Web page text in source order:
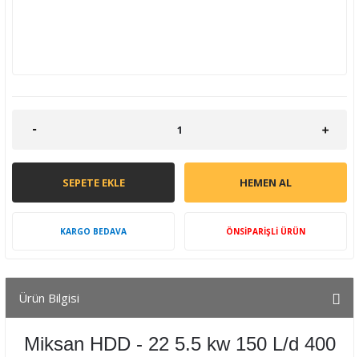
SEPETE EKLE HEMEN AL
KARGO BEDAVA ÖNSİPARİŞLİ ÜRÜN
Ürün Bilgisi
Miksan HDD - 22 5.5 kw 150 L/d 400